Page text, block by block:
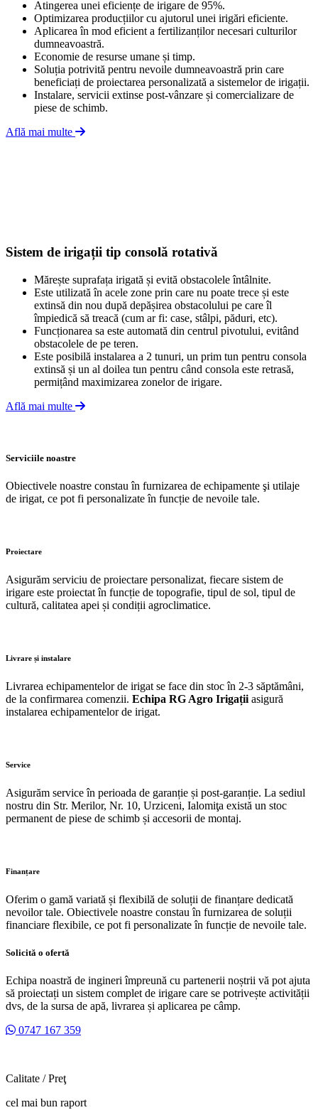
Atingerea unei eficiențe de irigare de 95%.
Optimizarea producțiilor cu ajutorul unei irigări eficiente.
Aplicarea în mod eficient a fertilizanților necesari culturilor
dumneavoastră.
Economie de resurse umane și timp.
Soluția potrivită pentru nevoile dumneavoastră prin care
beneficiați de proiectarea personalizată a sistemelor de irigații.
Instalare, servicii extinse post-vânzare și comercializare de
piese de schimb.
Află mai multe
Sistem de irigații tip consolă rotativă
Mărește suprafața irigată și evită obstacolele întâlnite.
Este utilizată în acele zone prin care nu poate trece și este
extinsă din nou după depășirea obstacolului pe care îl
împiedică să treacă (cum ar fi: case, stâlpi, păduri, etc).
Funcționarea sa este automată din centrul pivotului, evitând
obstacolele de pe teren.
Este posibilă instalarea a 2 tunuri, un prim tun pentru consola
extinsă și un al doilea tun pentru când consola este retrasă,
permițând maximizarea zonelor de irigare.
Află mai multe
Serviciile noastre
Obiectivele noastre constau în furnizarea de echipamente şi utilaje
de irigat, ce pot fi personalizate în funcție de nevoile tale.
Proiectare
Asigurăm serviciu de proiectare personalizat, fiecare sistem de
irigare este proiectat în funcție de topografie, tipul de sol, tipul de
cultură, calitatea apei și condiții agroclimatice.
Livrare și instalare
Livrarea echipamentelor de irigat se face din stoc în 2-3 săptămâni,
de la confirmarea comenzii. Echipa RG Agro Irigații asigură
instalarea echipamentelor de irigat.
Service
Asigurăm service în perioada de garanție și post-garanție. La sediul
nostru din Str. Merilor, Nr. 10, Urziceni, Ialomiţa există un stoc
permanent de piese de schimb și accesorii de montaj.
Finanțare
Oferim o gamă variată și flexibilă de soluții de finanțare dedicată
nevoilor tale. Obiectivele noastre constau în furnizarea de soluții
financiare flexibile, ce pot fi personalizate în funcție de nevoile tale.
Solicită o ofertă
Echipa noastră de ingineri împreună cu partenerii noștrii vă pot ajuta
să proiectați un sistem complet de irigare care se potrivește activității
dvs, de la sursa de apă, livrarea și aplicarea pe câmp.
0747 167 359
Calitate / Preţ
cel mai bun raport